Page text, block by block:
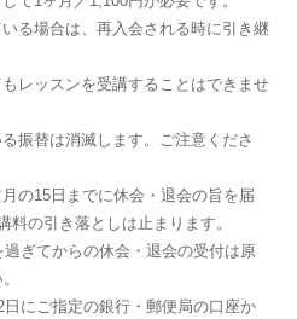
る場合は、再入会される時に引き継
レッスンを受講することはできませ
振替は消滅します。ご注意くださ
の15日までに休会・退会の旨を届
料の引き落としは止まります。
ぎてからの休会・退会の受付は原
にご指定の銀行・郵便局の口座か